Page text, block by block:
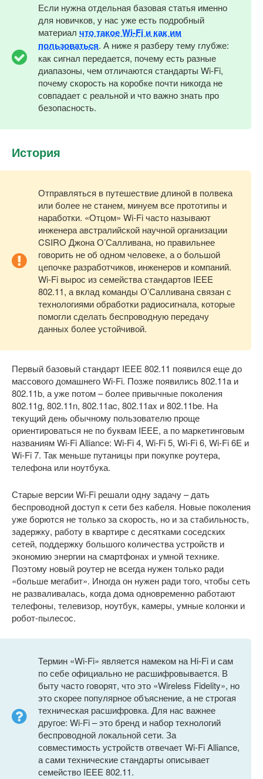
Если нужна отдельная базовая статья именно
для новичков, у нас уже есть подробный
материал что такое Wi-Fi и как им
пользоваться. А ниже я разберу тему глубже:
как сигнал передается, почему есть разные
диапазоны, чем отличаются стандарты Wi-Fi,
почему скорость на коробке почти никогда не
совпадает с реальной и что важно знать про
безопасность.
История
Отправляться в путешествие длиной в полвека
или более не станем, минуем все прототипы и
наработки. «Отцом» Wi-Fi часто называют
инженера австралийской научной организации
CSIRO Джона О’Салливана, но правильнее
говорить не об одном человеке, а о большой
цепочке разработчиков, инженеров и компаний.
Wi-Fi вырос из семейства стандартов IEEE
802.11, а вклад команды О’Салливана связан с
технологиями обработки радиосигнала, которые
помогли сделать беспроводную передачу
данных более устойчивой.
Первый базовый стандарт IEEE 802.11 появился еще до
массового домашнего Wi-Fi. Позже появились 802.11a и
802.11b, а уже потом – более привычные поколения
802.11g, 802.11n, 802.11ac, 802.11ax и 802.11be. На
текущий день обычному пользователю проще
ориентироваться не по буквам IEEE, а по маркетинговым
названиям Wi-Fi Alliance: Wi-Fi 4, Wi-Fi 5, Wi-Fi 6, Wi-Fi 6E и
Wi-Fi 7. Так меньше путаницы при покупке роутера,
телефона или ноутбука.
Старые версии Wi-Fi решали одну задачу – дать
беспроводной доступ к сети без кабеля. Новые поколения
уже борются не только за скорость, но и за стабильность,
задержку, работу в квартире с десятками соседских
сетей, поддержку большого количества устройств и
экономию энергии на смартфонах и умной технике.
Поэтому новый роутер не всегда нужен только ради
«больше мегабит». Иногда он нужен ради того, чтобы сеть
не разваливалась, когда дома одновременно работают
телефоны, телевизор, ноутбук, камеры, умные колонки и
робот-пылесос.
Термин «Wi-Fi» является намеком на Hi-Fi и сам
по себе официально не расшифровывается. В
быту часто говорят, что это «Wireless Fidelity», но
это скорее популярное объяснение, а не строгая
техническая расшифровка. Для нас важнее
другое: Wi-Fi – это бренд и набор технологий
беспроводной локальной сети. За
совместимость устройств отвечает Wi-Fi Alliance,
а сами технические стандарты описывает
семейство IEEE 802.11.